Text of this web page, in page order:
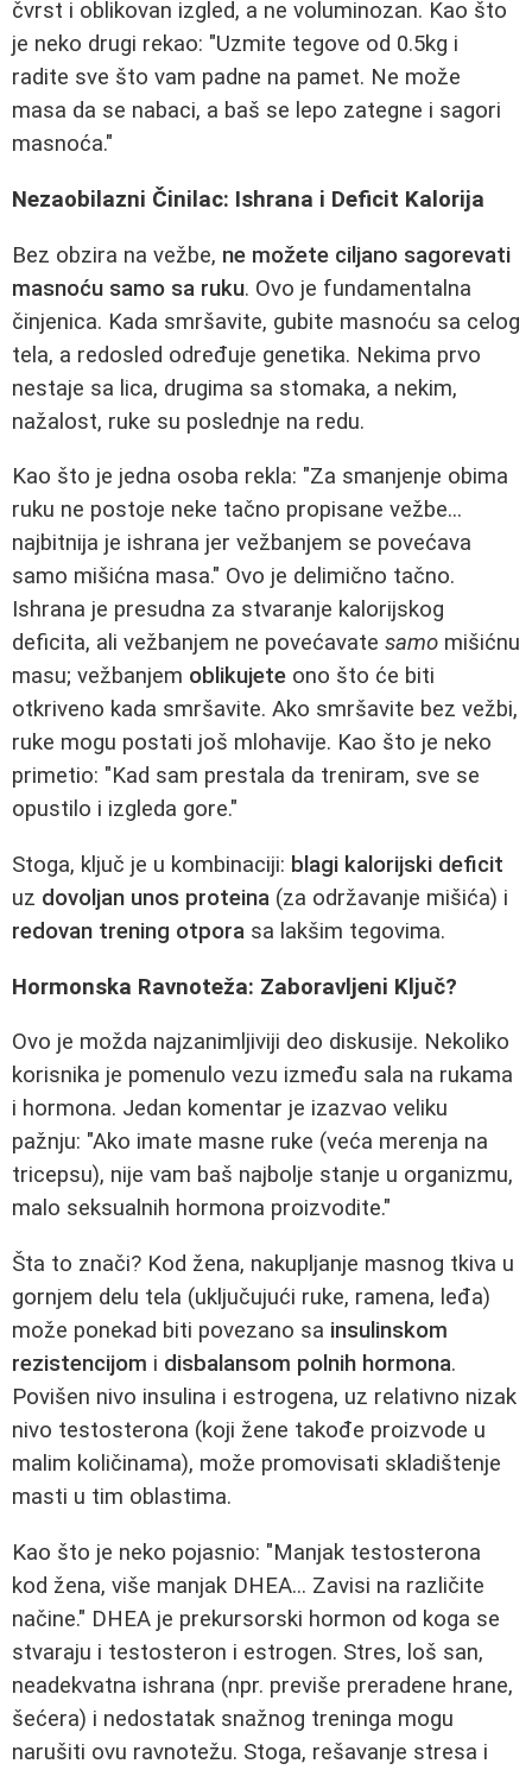
čvrst i oblikovan izgled, a ne voluminozan. Kao što
je neko drugi rekao: "Uzmite tegove od 0.5kg i
radite sve što vam padne na pamet. Ne može
masa da se nabaci, a baš se lepo zategne i sagori
masnoća."
Nezaobilazni Činilac: Ishrana i Deficit Kalorija
Bez obzira na vežbe, ne možete ciljano sagorevati
masnoću samo sa ruku. Ovo je fundamentalna
činjenica. Kada smršavite, gubite masnoću sa celog
tela, a redosled određuje genetika. Nekima prvo
nestaje sa lica, drugima sa stomaka, a nekim,
nažalost, ruke su poslednje na redu.
Kao što je jedna osoba rekla: "Za smanjenje obima
ruku ne postoje neke tačno propisane vežbe...
najbitnija je ishrana jer vežbanjem se povećava
samo mišićna masa." Ovo je delimično tačno.
Ishrana je presudna za stvaranje kalorijskog
deficita, ali vežbanjem ne povećavate samo mišićnu
masu; vežbanjem oblikujete ono što će biti
otkriveno kada smršavite. Ako smršavite bez vežbi,
ruke mogu postati još mlohavije. Kao što je neko
primetio: "Kad sam prestala da treniram, sve se
opustilo i izgleda gore."
Stoga, ključ je u kombinaciji: blagi kalorijski deficit
uz dovoljan unos proteina (za održavanje mišića) i
redovan trening otpora sa lakšim tegovima.
Hormonska Ravnoteža: Zaboravljeni Ključ?
Ovo je možda najzanimljiviji deo diskusije. Nekoliko
korisnika je pomenulo vezu između sala na rukama
i hormona. Jedan komentar je izazvao veliku
pažnju: "Ako imate masne ruke (veća merenja na
tricepsu), nije vam baš najbolje stanje u organizmu,
malo seksualnih hormona proizvodite."
Šta to znači? Kod žena, nakupljanje masnog tkiva u
gornjem delu tela (uključujući ruke, ramena, leđa)
može ponekad biti povezano sa insulinskom
rezistencijom i disbalansom polnih hormona.
Povišen nivo insulina i estrogena, uz relativno nizak
nivo testosterona (koji žene takođe proizvode u
malim količinama), može promovisati skladištenje
masti u tim oblastima.
Kao što je neko pojasnio: "Manjak testosterona
kod žena, više manjak DHEA... Zavisi na različite
načine." DHEA je prekursorski hormon od koga se
stvaraju i testosteron i estrogen. Stres, loš san,
neadekvatna ishrana (npr. previše preradene hrane,
šećera) i nedostatak snažnog treninga mogu
narušiti ovu ravnotežu. Stoga, rešavanje stresa i